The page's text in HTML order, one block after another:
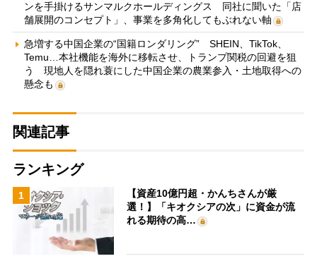
ンを手掛けるサンマルクホールディングス 同社に聞いた「店
舗展開のコンセプト」、事業を多角化してもぶれない軸
急増する中国企業の“国籍ロンダリング” SHEIN、TikTok、
Temu…本社機能を海外に移転させ、トランプ関税の回避を狙
う 現地人を隠れ蓑にした中国企業の農業参入・土地取得への
懸念も
関連記事
ランキング
1
【資産10億円超・かんちさんが厳
選！】「キオクシアの次」に資金が流
れる期待の高…